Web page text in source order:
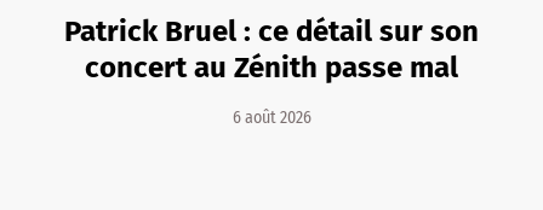
Patrick Bruel : ce détail sur son
concert au Zénith passe mal
6 août 2026